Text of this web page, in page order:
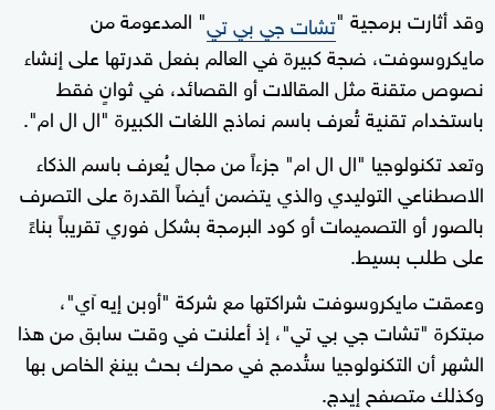
وقد أثارت برمجية "تشات جي بي تي" المدعومة من
مايكروسوفت، ضجة كبيرة في العالم بفعل قدرتها على إنشاء
نصوص متقنة مثل المقالات أو القصائد، في ثوانٍ فقط
باستخدام تقنية تُعرف باسم نماذج اللغات الكبيرة "ال ال ام".
وتعد تكنولوجيا "ال ال ام" جزءاً من مجال يُعرف باسم الذكاء
الاصطناعي التوليدي والذي يتضمن أيضاً القدرة على التصرف
بالصور أو التصميمات أو كود البرمجة بشكل فوري تقريباً بناءً
على طلب بسيط.
وعمقت مايكروسوفت شراكتها مع شركة "أوبن إيه آي"،
مبتكرة "تشات جي بي تي"، إذ أعلنت في وقت سابق من هذا
الشهر أن التكنولوجيا ستُدمج في محرك بحث بينغ الخاص بها
وكذلك متصفح إيدج.